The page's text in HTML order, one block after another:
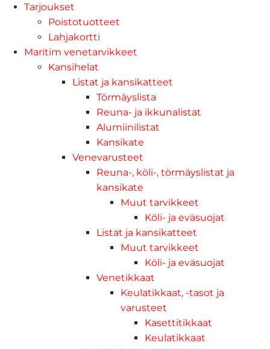
Tarjoukset
Poistotuotteet
Lahjakortti
Maritim venetarvikkeet
Kansihelat
Listat ja kansikatteet
Törmäyslista
Reuna- ja ikkunalistat
Alumiinilistat
Kansikate
Venevarusteet
Reuna-, köli-, törmäyslistat ja
kansikate
Muut tarvikkeet
Köli- ja eväsuojat
Listat ja kansikatteet
Muut tarvikkeet
Köli- ja eväsuojat
Venetikkaat
Keulatikkaat, -tasot ja
varusteet
Kasettitikkaat
Keulatikkaat